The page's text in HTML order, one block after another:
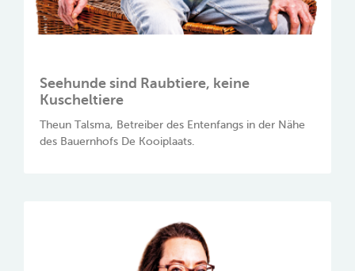
Seehunde sind Raubtiere, keine
Kuscheltiere
Theun Talsma, Betreiber des Entenfangs in der Nähe
des Bauernhofs De Kooiplaats.